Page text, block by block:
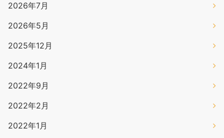
2026年7月
2026年5月
2025年12月
2024年1月
2022年9月
2022年2月
2022年1月